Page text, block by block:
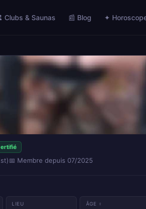
& Saunas 📰 Blog ✦
📅 Membre depuis 07/2025
LIEU ÂGE ♀